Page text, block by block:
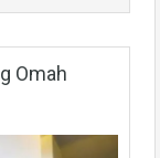
Omah